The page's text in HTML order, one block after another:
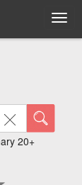
20+